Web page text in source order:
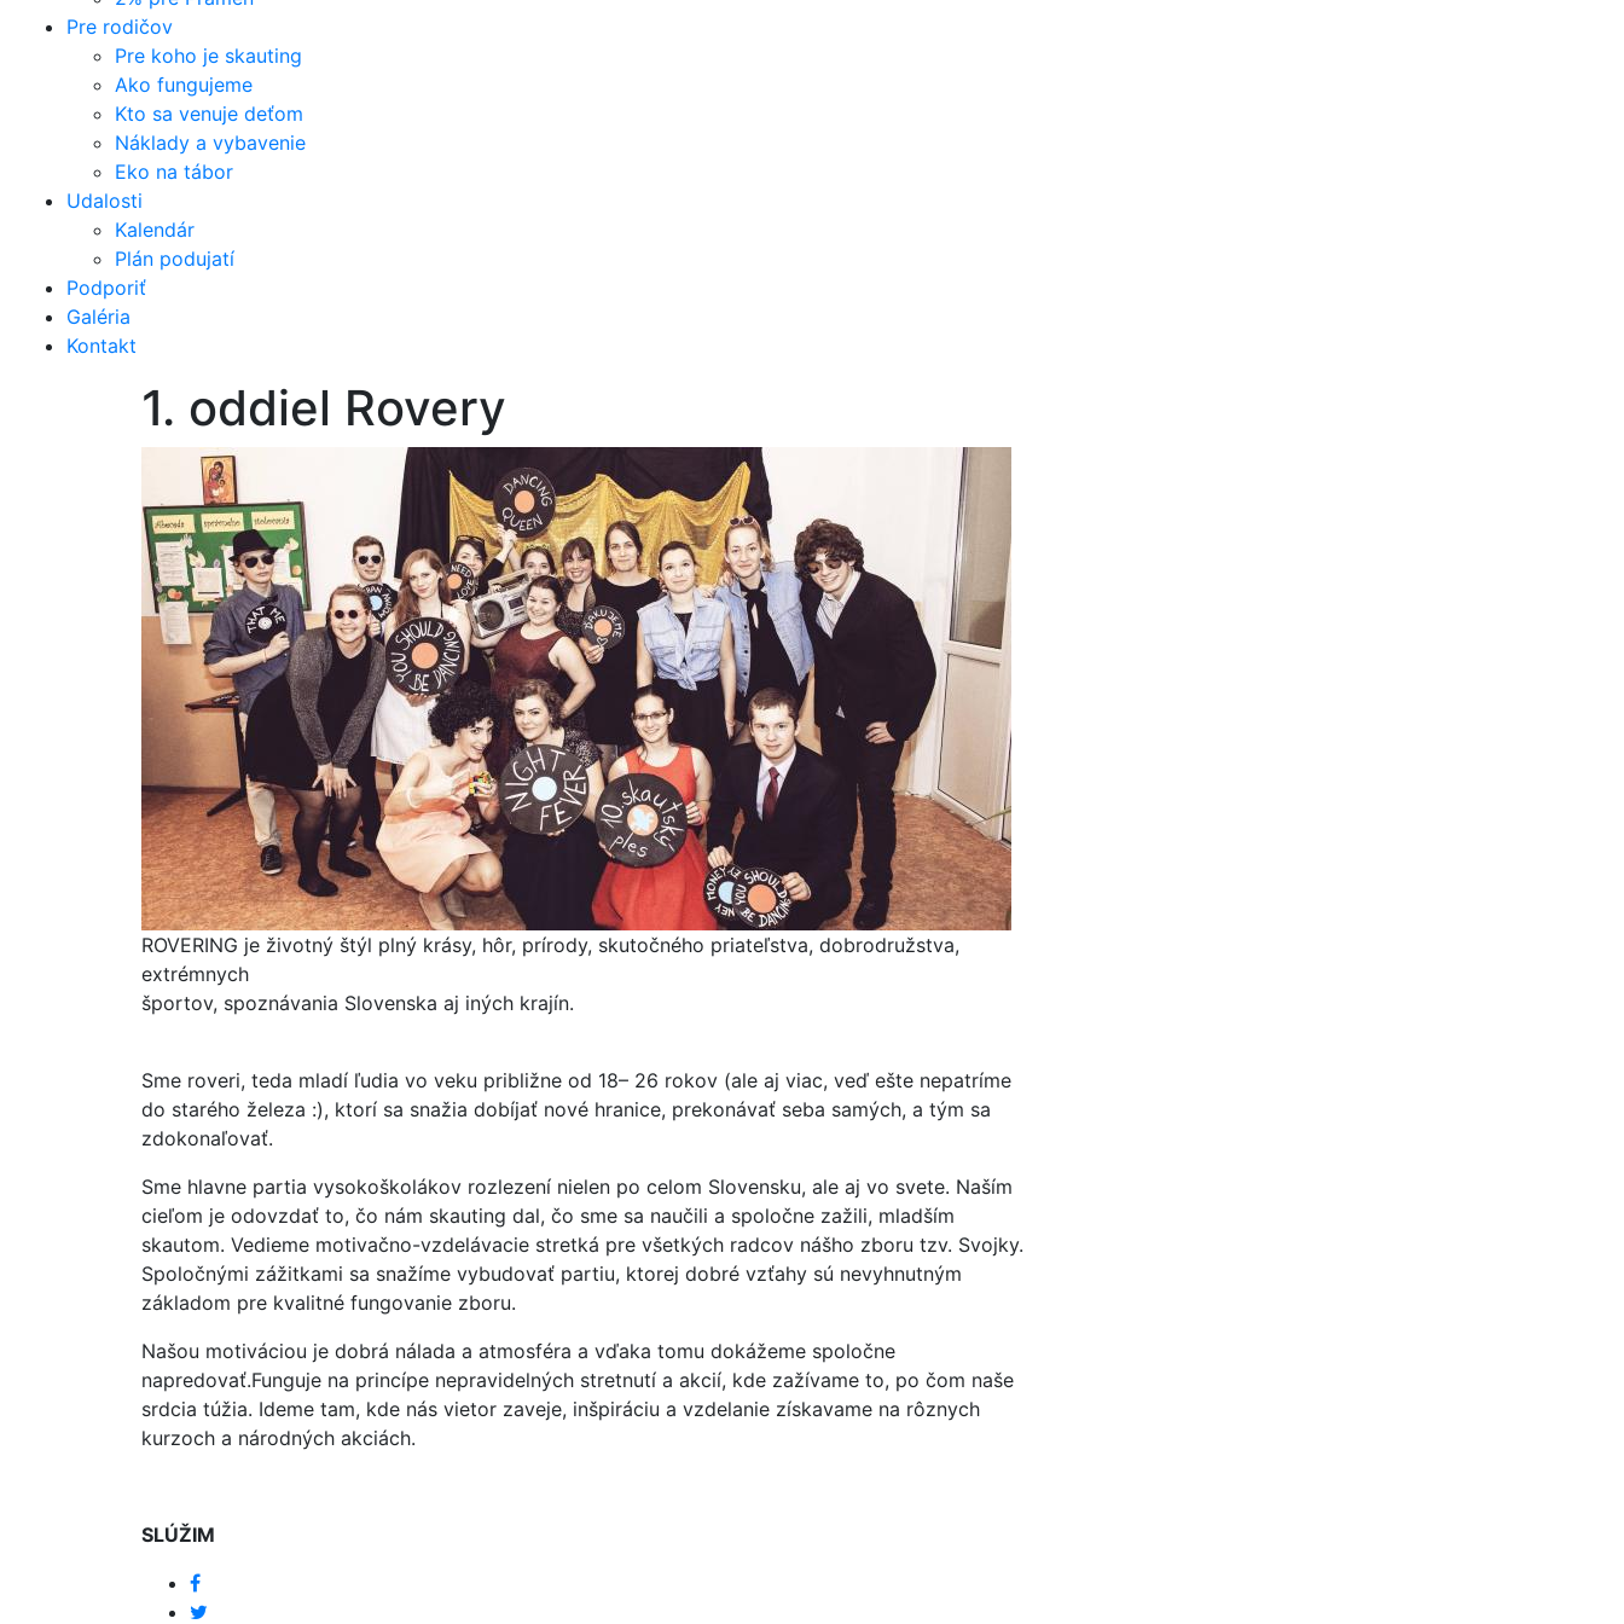
Pre rodičov
Pre koho je skauting
Ako fungujeme
Kto sa venuje deťom
Náklady a vybavenie
Eko na tábor
Udalosti
Kalendár
Plán podujatí
Podporiť
Galéria
Kontakt
1. oddiel Rovery
ROVERING je životný štýl plný krásy, hôr, prírody, skutočného priateľstva, dobrodružstva,
extrémnych
športov, spoznávania Slovenska aj iných krajín.
Sme roveri, teda mladí ľudia vo veku približne od 18– 26 rokov (ale aj viac, veď ešte nepatríme
do starého železa :), ktorí sa snažia dobíjať nové hranice, prekonávať seba samých, a tým sa
zdokonaľovať.
Sme hlavne partia vysokoškolákov rozlezení nielen po celom Slovensku, ale aj vo svete. Naším
cieľom je odovzdať to, čo nám skauting dal, čo sme sa naučili a spoločne zažili, mladším
skautom. Vedieme motivačno-vzdelávacie stretká pre všetkých radcov nášho zboru tzv. Svojky.
Spoločnými zážitkami sa snažíme vybudovať partiu, ktorej dobré vzťahy sú nevyhnutným
základom pre kvalitné fungovanie zboru.
Našou motiváciou je dobrá nálada a atmosféra a vďaka tomu dokážeme spoločne
napredovať.Funguje na princípe nepravidelných stretnutí a akcií, kde zažívame to, po čom naše
srdcia túžia. Ideme tam, kde nás vietor zaveje, inšpiráciu a vzdelanie získavame na rôznych
kurzoch a národných akciách.
SLÚŽIM
facebook